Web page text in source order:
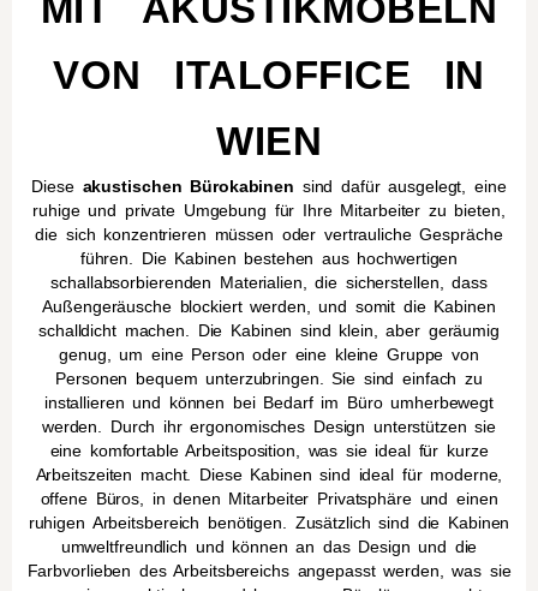
MIT AKUSTIKMÖBELN
VON ITALOFFICE IN
WIEN
Diese akustischen Bürokabinen sind dafür ausgelegt, eine
ruhige und private Umgebung für Ihre Mitarbeiter zu bieten,
die sich konzentrieren müssen oder vertrauliche Gespräche
führen. Die Kabinen bestehen aus hochwertigen
schallabsorbierenden Materialien, die sicherstellen, dass
Außengeräusche blockiert werden, und somit die Kabinen
schalldicht machen. Die Kabinen sind klein, aber geräumig
genug, um eine Person oder eine kleine Gruppe von
Personen bequem unterzubringen. Sie sind einfach zu
installieren und können bei Bedarf im Büro umherbewegt
werden. Durch ihr ergonomisches Design unterstützen sie
eine komfortable Arbeitsposition, was sie ideal für kurze
Arbeitszeiten macht. Diese Kabinen sind ideal für moderne,
offene Büros, in denen Mitarbeiter Privatsphäre und einen
ruhigen Arbeitsbereich benötigen. Zusätzlich sind die Kabinen
umweltfreundlich und können an das Design und die
Farbvorlieben des Arbeitsbereichs angepasst werden, was sie